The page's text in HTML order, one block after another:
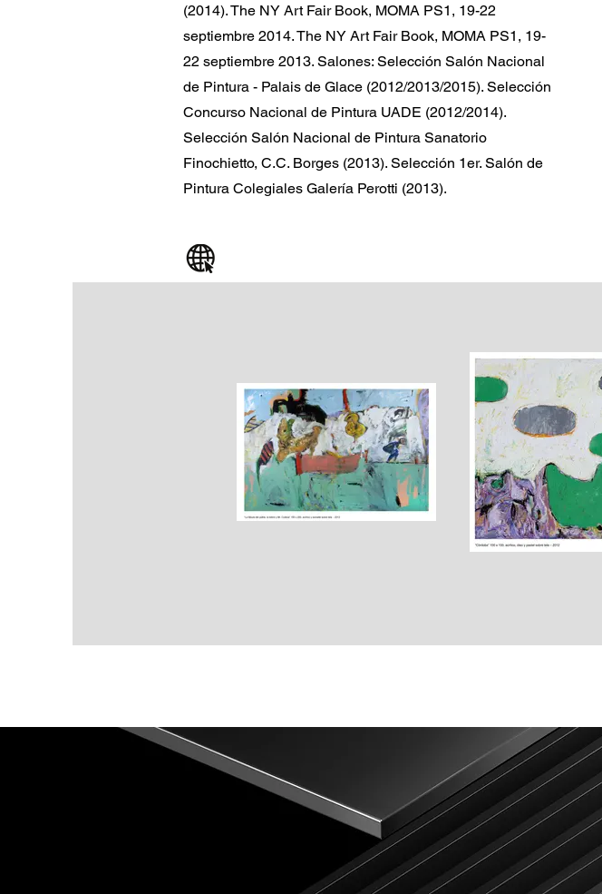
(2014). The NY Art Fair Book, MOMA PS1, 19-22
septiembre 2014. The NY Art Fair Book, MOMA PS1, 19-
22 septiembre 2013. Salones: Selección Salón Nacional
de Pintura - Palais de Glace (2012/2013/2015). Selección
Concurso Nacional de Pintura UADE (2012/2014).
Selección Salón Nacional de Pintura Sanatorio
Finochietto, C.C. Borges (2013). Selección 1er. Salón de
Pintura Colegiales Galería Perotti (2013).